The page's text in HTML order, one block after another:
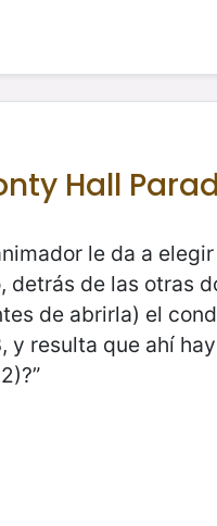
Hall
le da a
de las otras
de abrirla) el
resulta que ahí